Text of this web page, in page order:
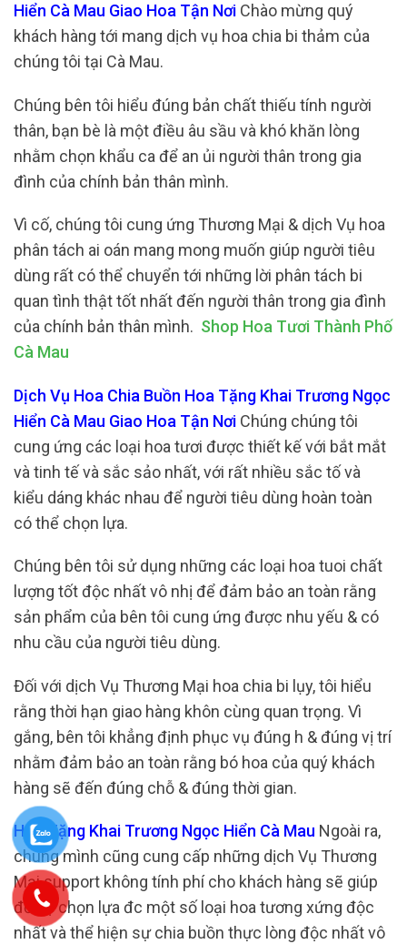
Hiển Cà Mau Giao Hoa Tận Nơi Chào mừng quý
khách hàng tới mang dịch vụ hoa chia bi thảm của
chúng tôi tại Cà Mau.
Chúng bên tôi hiểu đúng bản chất thiếu tính người
thân, bạn bè là một điều âu sầu và khó khăn lòng
nhằm chọn khẩu ca để an ủi người thân trong gia
đình của chính bản thân mình.
Vì cố, chúng tôi cung ứng Thương Mại & dịch Vụ hoa
phân tách ai oán mang mong muốn giúp người tiêu
dùng rất có thể chuyển tới những lời phân tách bi
quan tình thật tốt nhất đến người thân trong gia đình
của chính bản thân mình. Shop Hoa Tươi Thành Phố
Cà Mau
Dịch Vụ Hoa Chia Buồn Hoa Tặng Khai Trương Ngọc
Hiển Cà Mau Giao Hoa Tận Nơi Chúng chúng tôi
cung ứng các loại hoa tươi được thiết kế với bắt mắt
và tinh tế và sắc sảo nhất, với rất nhiều sắc tố và
kiểu dáng khác nhau để người tiêu dùng hoàn toàn
có thể chọn lựa.
Chúng bên tôi sử dụng những các loại hoa tuoi chất
lượng tốt độc nhất vô nhị để đảm bảo an toàn rằng
sản phẩm của bên tôi cung ứng được nhu yếu & có
nhu cầu của người tiêu dùng.
Đối với dịch Vụ Thương Mại hoa chia bi lụy, tôi hiểu
rằng thời hạn giao hàng khôn cùng quan trọng. Vì
gắng, bên tôi khẳng định phục vụ đúng h & đúng vị trí
nhằm đảm bảo an toàn rằng bó hoa của quý khách
hàng sẽ đến đúng chỗ & đúng thời gian.
Hoa Tặng Khai Trương Ngọc Hiển Cà Mau Ngoài ra,
chúng mình cũng cung cấp những dịch Vụ Thương
Mại support không tính phí cho khách hàng sẽ giúp
đỡ họ chọn lựa đc một số loại hoa tương xứng độc
nhất và thể hiện sự chia buồn thực lòng độc nhất vô